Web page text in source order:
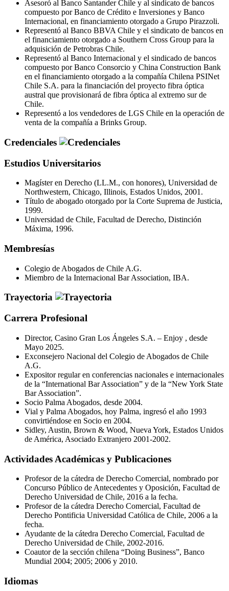
Asesoró al Banco Santander Chile y al sindicato de bancos
compuesto por Banco de Crédito e Inversiones y Banco
Internacional, en financiamiento otorgado a Grupo Pirazzoli.
Representó al Banco BBVA Chile y el sindicato de bancos en
el financiamiento otorgado a Southern Cross Group para la
adquisición de Petrobras Chile.
Representó al Banco Internacional y el sindicado de bancos
compuesto por Banco Consorcio y China Construction Bank
en el financiamiento otorgado a la compañía Chilena PSINet
Chile S.A. para la financiación del proyecto fibra óptica
austral que provisionará de fibra óptica al extremo sur de
Chile.
Representó a los vendedores de LGS Chile en la operación de
venta de la compañía a Brinks Group.
Credenciales
Estudios Universitarios
Magíster en Derecho (LL.M., con honores), Universidad de
Northwestern, Chicago, Illinois, Estados Unidos, 2001.
Título de abogado otorgado por la Corte Suprema de Justicia,
1999.
Universidad de Chile, Facultad de Derecho, Distinción
Máxima, 1996.
Membresías
Colegio de Abogados de Chile A.G.
Miembro de la Internacional Bar Association, IBA.
Trayectoria
Carrera Profesional
Director, Casino Gran Los Ángeles S.A. – Enjoy , desde
Mayo 2025.
Exconsejero Nacional del Colegio de Abogados de Chile
A.G.
Expositor regular en conferencias nacionales e internacionales
de la “International Bar Association” y de la “New York State
Bar Association”.
Socio Palma Abogados, desde 2004.
Vial y Palma Abogados, hoy Palma, ingresó el año 1993
convirtiéndose en Socio en 2004.
Sidley, Austin, Brown & Wood, Nueva York, Estados Unidos
de América, Asociado Extranjero 2001-2002.
Actividades Académicas y Publicaciones
Profesor de la cátedra de Derecho Comercial, nombrado por
Concurso Público de Antecedentes y Oposición, Facultad de
Derecho Universidad de Chile, 2016 a la fecha.
Profesor de la cátedra Derecho Comercial, Facultad de
Derecho Pontificia Universidad Católica de Chile, 2006 a la
fecha.
Ayudante de la cátedra Derecho Comercial, Facultad de
Derecho Universidad de Chile, 2002-2016.
Coautor de la sección chilena “Doing Business”, Banco
Mundial 2004; 2005; 2006 y 2010.
Idiomas